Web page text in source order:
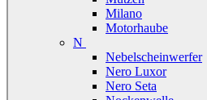
Milano
Motorhaube
N
Nebelscheinwerfer
Nero Luxor
Nero Seta